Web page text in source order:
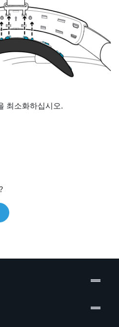
최소화하십시오.